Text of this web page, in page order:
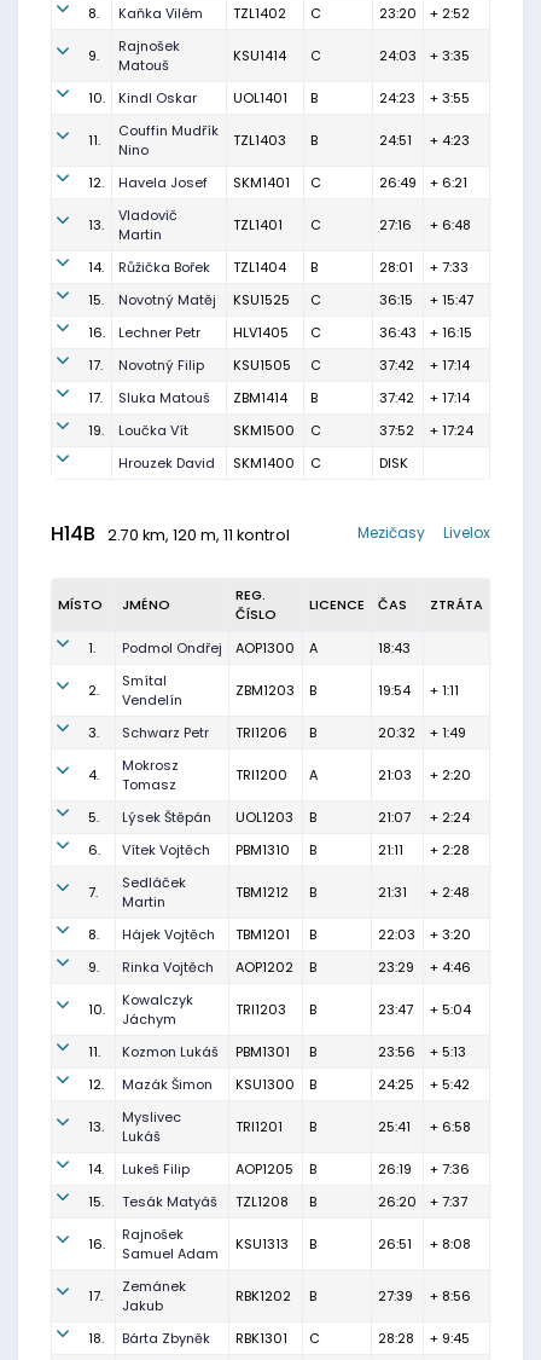
8. Kaňka Vilém TZL1402 C 23:20 + 2:52
9.
Rajnošek
Matouš
KSU1414 C 24:03 + 3:35
10. Kindl Oskar UOL1401 B 24:23 + 3:55
11.
Couffin Mudřík
Nino
TZL1403 B 24:51 + 4:23
12. Havela Josef SKM1401 C 26:49 + 6:21
13.
Vladovič
Martin
TZL1401 C 27:16 + 6:48
14. Růžička Bořek TZL1404 B 28:01
+ 7:33
15.
Novotný Matěj KSU1525 C 36:15
+ 15:47
16.
Lechner Petr HLV1405 C 36:43
+ 16:15
17.
Novotný Filip KSU1505 C 37:42
+ 17:14
17.
Sluka Matouš ZBM1414 B 37:42
+ 17:14
19.
Loučka Vít SKM1500 C 37:52
+ 17:24
Hrouzek David
SKM1400 C DISK
H14B 2.70 km, 120 m, 11 kontrol Livelox
Mezičasy
MÍSTO JMÉNO
REG.
ČÍSLO
LICENCE ČAS ZTRÁTA
1. Podmol Ondřej AOP1300 A 18:43
2.
Smítal
Vendelín
ZBM1203 B 19:54 + 1:11
3. Schwarz Petr TRI1206 B 20:32 + 1:49
4.
Mokrosz
Tomasz
TRI1200 A 21:03 + 2:20
5. Lýsek Štěpán UOL1203 B 21:07
+ 2:24
6.
Vítek Vojtěch PBM1310 B 21:11 + 2:28
7.
Sedláček
Martin
TBM1212 B 21:31 + 2:48
8. Hájek Vojtěch TBM1201 B 22:03
+ 3:20
9.
Rinka Vojtěch AOP1202 B 23:29 + 4:46
10.
Kowalczyk
Jáchym
TRI1203 B 23:47 + 5:04
11. Kozmon Lukáš PBM1301 B 23:56
+ 5:13
12.
Mazák Šimon KSU1300 B 24:25 + 5:42
13.
Myslivec
Lukáš
TRI1201 B 25:41 + 6:58
14. Lukeš Filip AOP1205 B 26:19
+ 7:36
15.
Tesák Matyáš TZL1208 B 26:20 + 7:37
16.
Rajnošek
Samuel Adam
KSU1313 B 26:51 + 8:08
17.
Zemánek
Jakub
RBK1202 B 27:39 + 8:56
18. Bárta Zbyněk RBK1301 C 28:28 + 9:45